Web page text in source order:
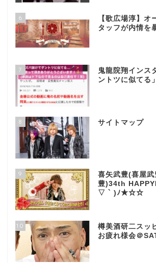
6
【歌広場淳】オ
タッフが内情を
7
鬼龍院翔インス
ントツに似てる
8 サイトマップ
9
喜矢武豊(喜屋武
豊)34th
▽ ` )ﾉ★☆☆
10
樽美酒研二スッ
お疲れ様会＠